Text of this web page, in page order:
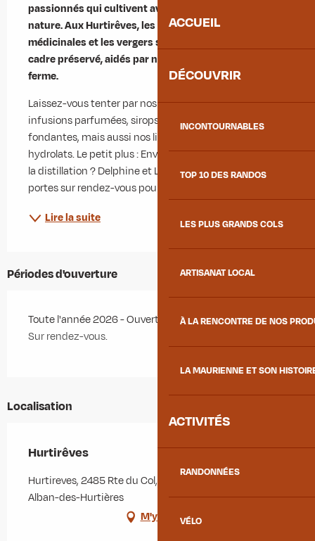
ACCUEIL
DÉCOUVRIR
INCONTOURNABLES
TOP 10 DES RANDOS
LES PLUS GRANDS COLS
ARTISANAT LOCAL
À LA RENCONTRE DE NOS
LA MAURIENNE ET SON
ACTIVITÉS
RANDONNÉES
VÉLO
passionnés qui cultivent avec soin le meilleur de la
nature. Aux Hurtirêves, les plantes aromatiques,
médicinales et les vergers s'épanouissent dans un
cadre préservé, aidés par nos abeilles qui rythment la
ferme.
Laissez-vous tenter par nos créations artisanales :
infusions parfumées, sirops gourmands, gelées
fondantes, mais aussi nos liqueurs, apéritifs, miel et
hydrolats. Le petit plus : Envie de percer les secrets de
la distillation ? Delphine et Ludovic vous ouvrent leurs
portes sur rendez-vous pour une...
Lire la suite
Périodes d'ouverture
Toute l'année 2026 - Ouvert tous les jours
Sur rendez-vous.
Localisation
Hurtirêves
Hurtireves, 2485 Rte du Col, Les Champs, 73220 Saint-
Alban-des-Hurtières
M'y rendre